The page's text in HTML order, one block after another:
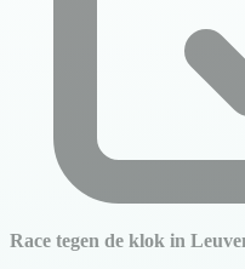
Race tegen de klok in